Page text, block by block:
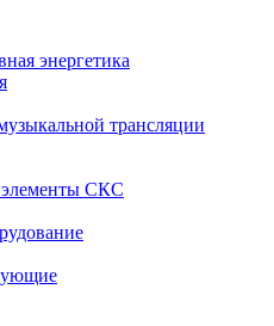
энергетика
трансляции
элементы СКС